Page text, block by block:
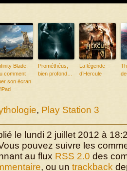
Blade,
comment
son écran
Prométhéus,
bien profond…
La légende
d’Hercule
, Play Station 3
le lundi 2 juillet 2012 à
pouvez suivre les
au flux RSS 2.0 des
, ou un trackback